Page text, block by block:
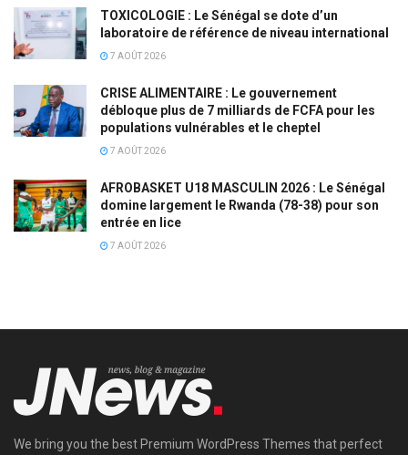
TOXICOLOGIE : Le Sénégal se dote d’un
laboratoire de référence de niveau international
7 AOÛT 2026
CRISE ALIMENTAIRE : Le gouvernement
débloque plus de 7 milliards de FCFA pour les
populations vulnérables et le cheptel
7 AOÛT 2026
AFROBASKET U18 MASCULIN 2026 : Le Sénégal
domine largement le Rwanda (78-38) pour son
entrée en lice
7 AOÛT 2026
We bring you the best Premium WordPress Themes that perfect